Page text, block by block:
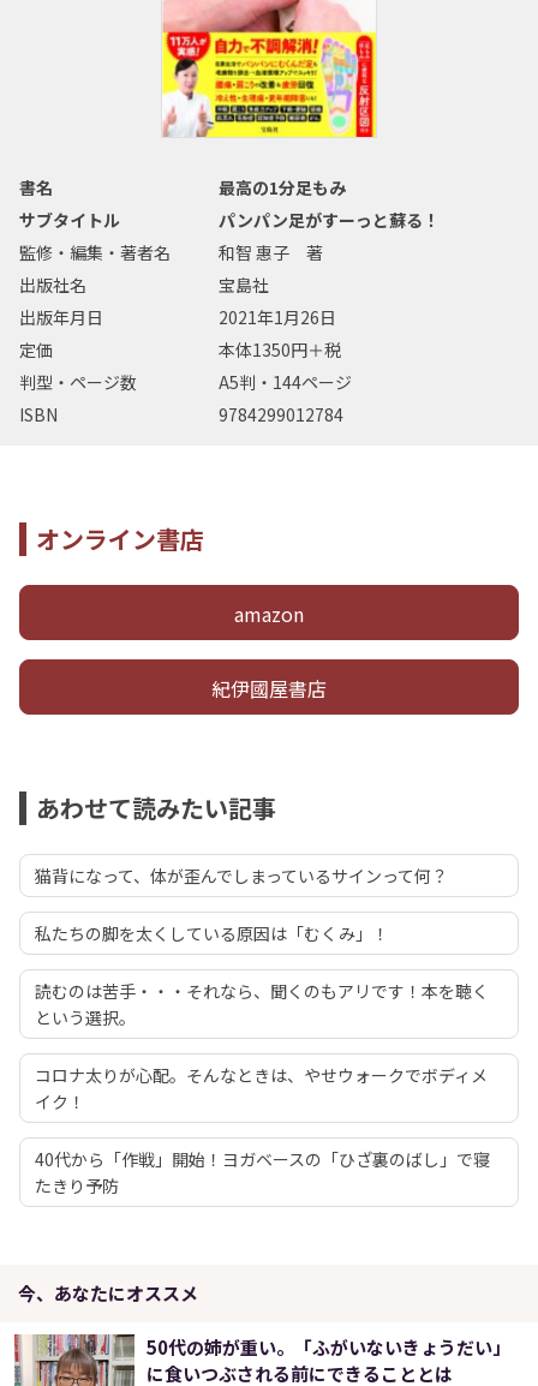
書名
最高の1分足もみ
サブタイトル
パンパン足がすーっと蘇る！
監修・編集・著者名
和智 惠子 著
出版社名
宝島社
出版年月日
2021年1月26日
定価
本体1350円＋税
判型・ページ数
A5判・144ページ
ISBN
9784299012784
オンライン書店
amazon
紀伊國屋書店
あわせて読みたい記事
猫背になって、体が歪んでしまっているサインって何？
私たちの脚を太くしている原因は「むくみ」！
読むのは苦手・・・それなら、聞くのもアリです！本を聴く
という選択。
コロナ太りが心配。そんなときは、やせウォークでボディメ
イク！
40代から「作戦」開始！ヨガベースの「ひざ裏のばし」で寝
たきり予防
今、あなたにオススメ
50代の姉が重い。「ふがいないきょうだい」
に食いつぶされる前にできることとは